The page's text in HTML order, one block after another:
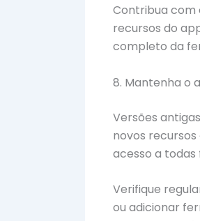
Contribua com
recursos do
completo da
8. Mantenha o
Versões
novos
acesso a todas
Verifique
ou adicionar